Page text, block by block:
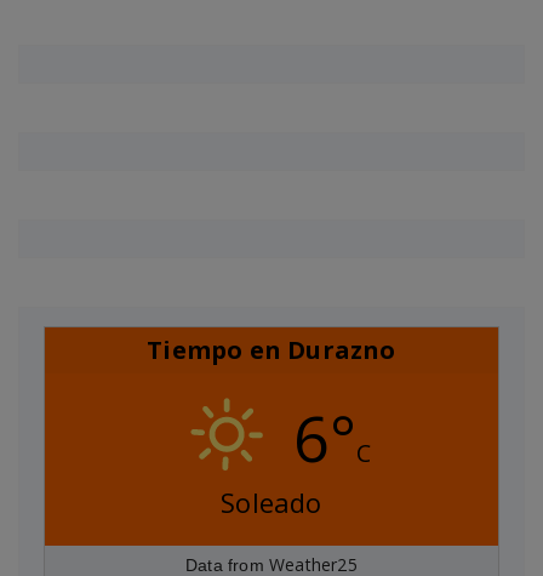
Tiempo en Durazno
6°C
Soleado
Data fromWeather25